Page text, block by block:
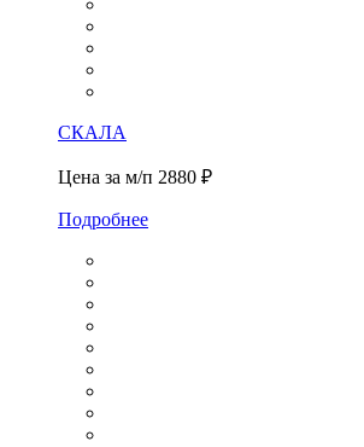
СКАЛА
Цена за м/п 2880 ₽
Подробнее